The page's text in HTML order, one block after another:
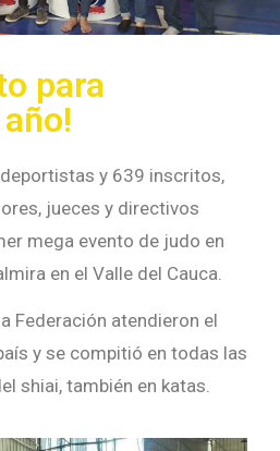
para
y 639 inscritos,
jueces y directivos
mega evento de judo en
en el Valle del Cauca.
Federación atendieron el
y se compitió en todas las
shiai, también en katas.